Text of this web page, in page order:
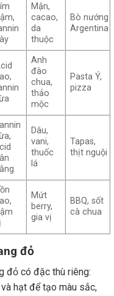
Mận,
cacao,
da
thuộc
Bò nướng
Argentina
Anh
đào
chua,
thảo
mộc
Pasta Ý,
pizza
Dâu,
vani,
thuốc
lá
Tapas,
thịt nguội
Mứt
berry,
gia vị
BBQ, sốt
cà chua
đỏ
đỏ có đặc thù riêng:
hạt để tạo màu sắc,